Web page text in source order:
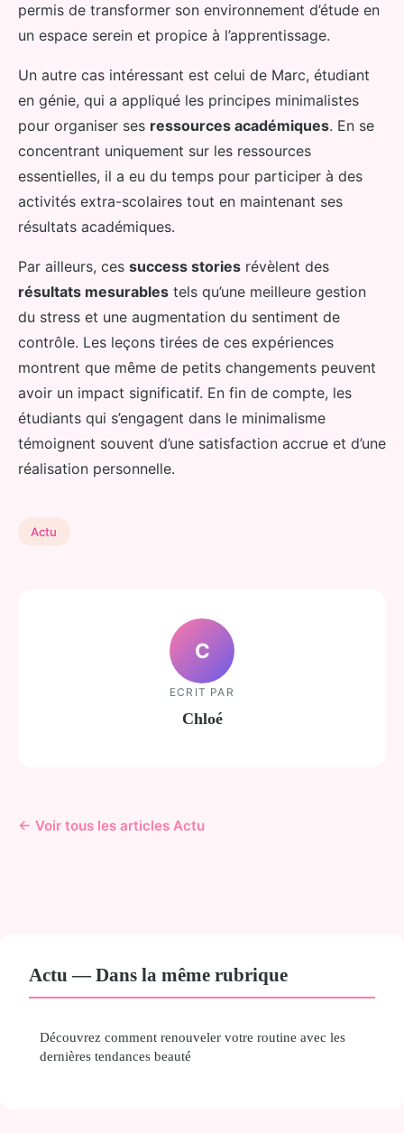
permis de transformer son environnement d’étude en
un espace serein et propice à l’apprentissage.
Un autre cas intéressant est celui de Marc, étudiant
en génie, qui a appliqué les principes minimalistes
pour organiser ses ressources académiques. En se
concentrant uniquement sur les ressources
essentielles, il a eu du temps pour participer à des
activités extra-scolaires tout en maintenant ses
résultats académiques.
Par ailleurs, ces success stories révèlent des
résultats mesurables tels qu’une meilleure gestion
du stress et une augmentation du sentiment de
contrôle. Les leçons tirées de ces expériences
montrent que même de petits changements peuvent
avoir un impact significatif. En fin de compte, les
étudiants qui s’engagent dans le minimalisme
témoignent souvent d’une satisfaction accrue et d’une
réalisation personnelle.
Actu
C
ECRIT PAR
Chloé
← Voir tous les articles Actu
Actu — Dans la même rubrique
Découvrez comment renouveler votre routine avec les
dernières tendances beauté